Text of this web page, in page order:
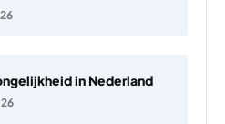
in Nederland